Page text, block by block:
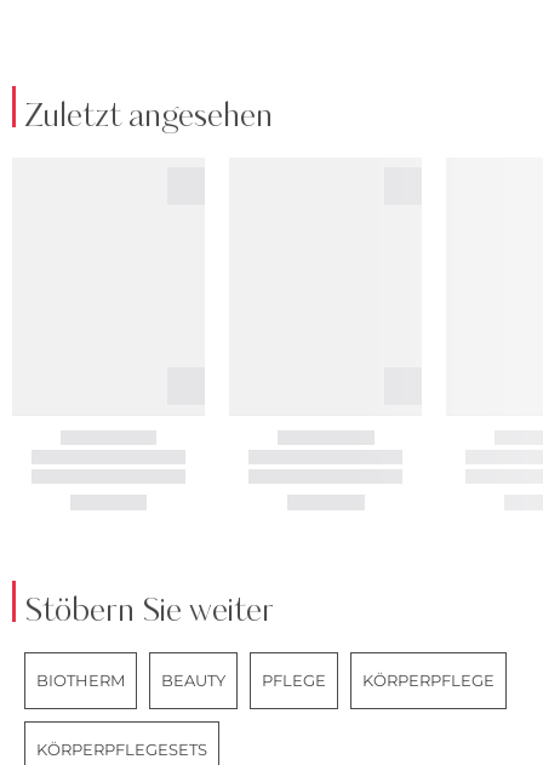
Zuletzt angesehen
Stöbern Sie weiter
BIOTHERM BEAUTY PFLEGE KÖRPERPFLEGE
KÖRPERPFLEGESETS